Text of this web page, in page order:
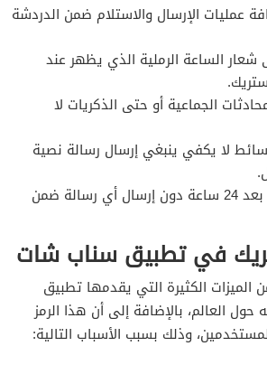
عمليات الإرسال والاستلام ضمن الدردشة
شعار الساعة الرملية الذي يظهر عند
الجماعية أو حتى الذكريات لا
لا يكفي ينبغي إرسال رسالة نصية
الستريك يختفي بعد 24 ساعة دون إرسال أي رسالة ضمن
في تطبيق سناب شات
الميزات الكثيرة التي يقدمها تطبيق
العالم، بالإضافة إلى أن هذا الرمز
وذلك بسبب الأسباب التالية: